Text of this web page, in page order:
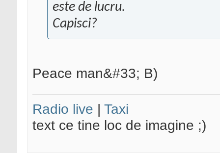
este de lucru.
Capisci?
Peace man&#33; B)
Radio live | Taxi
text ce tine loc de imagine ;)